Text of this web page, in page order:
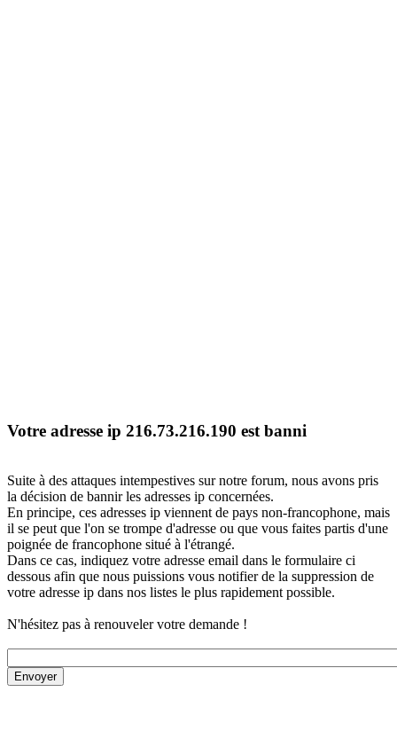
Votre adresse ip 216.73.216.190 est banni
Suite à des attaques intempestives sur notre forum, nous avons pris
la décision de bannir les adresses ip concernées.
En principe, ces adresses ip viennent de pays non-francophone, mais
il se peut que l'on se trompe d'adresse ou que vous faites partis d'une
poignée de francophone situé à l'étrangé.
Dans ce cas, indiquez votre adresse email dans le formulaire ci
dessous afin que nous puissions vous notifier de la suppression de
votre adresse ip dans nos listes le plus rapidement possible.
N'hésitez pas à renouveler votre demande !